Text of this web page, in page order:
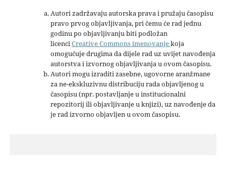
Autori zadržavaju autorska prava i pružaju časopisu
pravo prvog objavljivanja, pri čemu će rad jednu
godinu po objavljivanju biti podložan
licenciCreative Commons imenovanjekoja
omogućuje drugima da dijele rad uz uvijet navođenja
autorstva i izvornog objavljivanja u ovom časopisu.
Autori mogu izraditi zasebne, ugovorne aranžmane
za ne-ekskluzivnu distribuciju rada objavljenog u
časopisu (npr. postavljanje u institucionalni
repozitorij ili objavljivanje u knjizi), uz navođenje da
je rad izvorno objavljen u ovom časopisu.